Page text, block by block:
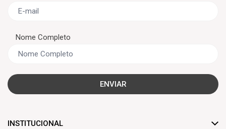
Nome Completo
ENVIAR
INSTITUCIONAL